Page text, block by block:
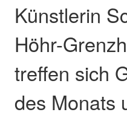
Künstlerin
Höhr-
treffen sich
des Monats